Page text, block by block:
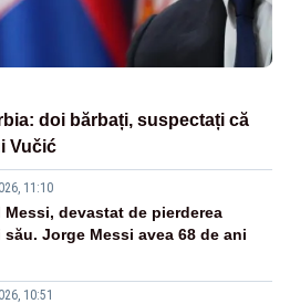
doi bărbați, suspectați că
Vučić
11:10
Messi, devastat de pierderea
Jorge Messi avea 68 de ani
10:51